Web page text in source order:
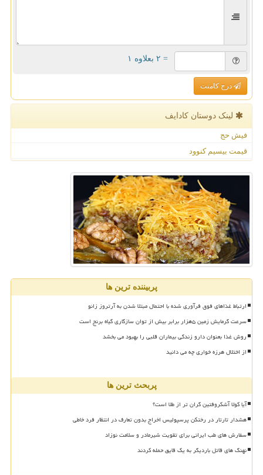
= ۲ بعلاوه ۱
درج کامنت
لینک دوستان كادایف
فیش حج
قیمت بیسیم کنوود
پربیننده ترین ها
ارتباط غذاهای فوق فرآوری شده با احتمال مبتلا شدن به آرتروز زانو
سرعت گرمایش زمین ۵هزار برابر بیش از توان سازگاری گیاه برنج است
روش غذا بعنوان دارو زندگی بیماران قلبی را بهبود می بخشد
از اختلال هرزه خواری چه می دانید
پربحث ترین ها
آیا کولا آشکروفتین گران تر از طلا است؟
هشدار تارتار در رختکن پرسپولیس اخراج بدون تعارف در انتظار فرد خاطی
سفارش های طب ایرانی برای تقویت شیرمادر و سلامت نوزاد
نهنگ های قاتل باردیگر به یک قایق حمله کردند